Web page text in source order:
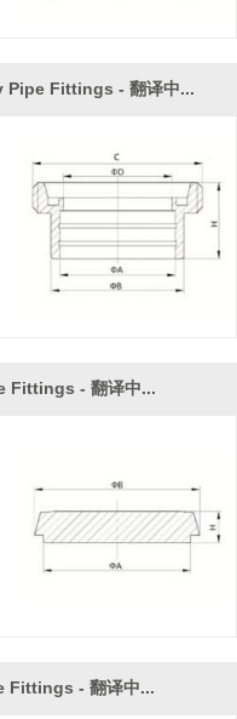
Pipe Fittings - 翻译中...
Fittings - 翻译中...
Fittings - 翻译中...